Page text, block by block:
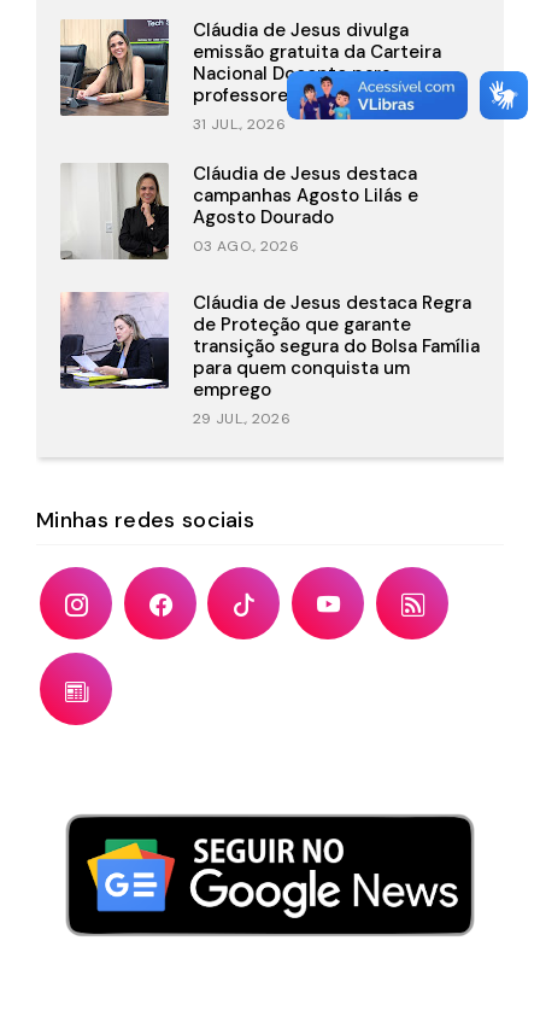
Cláudia de Jesus divulga
emissão gratuita da Carteira
Nacional Docente para
professores
31 JUL., 2026
Cláudia de Jesus destaca
campanhas Agosto Lilás e
Agosto Dourado
03 AGO., 2026
Cláudia de Jesus destaca Regra
de Proteção que garante
transição segura do Bolsa Família
para quem conquista um
emprego
29 JUL., 2026
Minhas redes sociais